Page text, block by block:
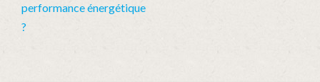
performance énergétique
?